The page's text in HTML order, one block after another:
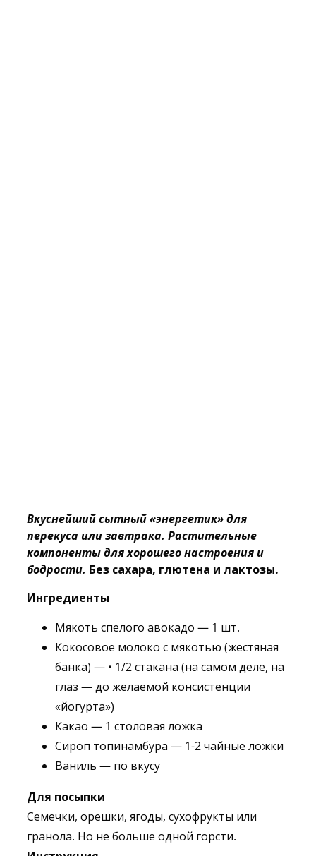
Вкуснейший сытный «энергетик» для
перекуса или завтрака. Растительные
компоненты для хорошего настроения и
бодрости. Без сахара, глютена и лактозы.
Ингредиенты
Мякоть спелого авокадо — 1 шт.
Кокосовое молоко с мякотью (жестяная
банка) — • 1/2 стакана (на самом деле, на
глаз — до желаемой консистенции
«йогурта»)
Какао — 1 столовая ложка
Сироп топинамбура — 1-2 чайные ложки
Ваниль — по вкусу
Для посыпки
Семечки, орешки, ягоды, сухофрукты или
гранола. Но не больше одной горсти.